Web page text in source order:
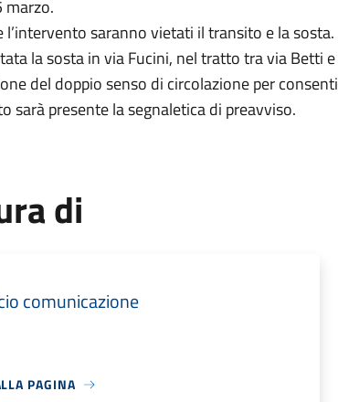
marzo.
l’intervento saranno vietati il transito e la
la sosta in via Fucini, nel tratto tra via Betti
del doppio senso di circolazione per
sarà presente la segnaletica di preavviso.
di
comunicazione
PAGINA